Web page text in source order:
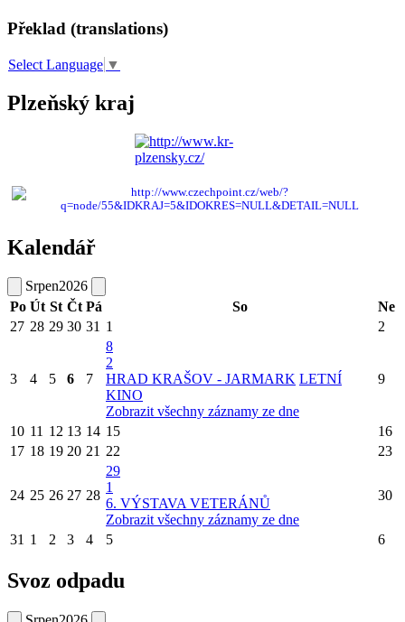
Překlad (translations)
Select Language ▼
Plzeňský kraj
Kalendář
Srpen2026
Po Út St Čt Pá So
Ne
27 28 29 30 31 1 2
3 4 5 6 7
8
2
HRAD KRAŠOV - JARMARK LETNÍ
KINO
Zobrazit všechny záznamy ze dne
9
10 11 12 13 14 15
16
17 18 19 20 21 22 23
24 25 26 27 28
29
1
6. VÝSTAVA VETERÁNŮ
Zobrazit všechny záznamy ze dne
30
31 1 2 3 4 5 6
Svoz odpadu